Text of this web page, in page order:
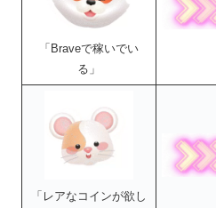
「Braveで稼いでい
る」
「レアなコインが欲し